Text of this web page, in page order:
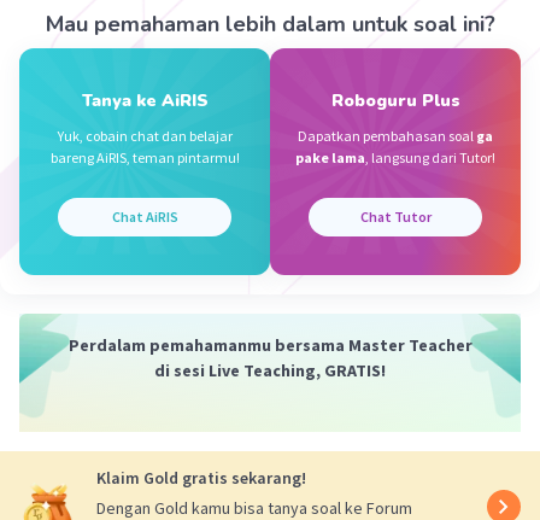
Jika terdapat
Kalikan semua
. Hasilnya merupakan
KPK
-nya.
FPB = 0
KPK = 2³ × 3 × 5² = 8 × 3 × 25 = 600
07 Desember 2023 13:44
Jawbannya FPB=0 dan KPK=600
Mau pemahaman lebih dalam untuk soal ini?
Tanya ke AiRIS
Yuk, cobain chat dan belajar
bareng AiRIS, teman pintarmu!
Chat AiRIS
Roboguru Plus
Dapatkan pembahasan soal ga
pake lama, langsung dari Tutor!
Chat Tutor
Perdalam pemahamanmu bersama Master Teacher
di sesi Live Teaching, GRATIS!
Klaim Gold gratis sekarang!
Dengan Gold kamu bisa tanya soal ke Forum